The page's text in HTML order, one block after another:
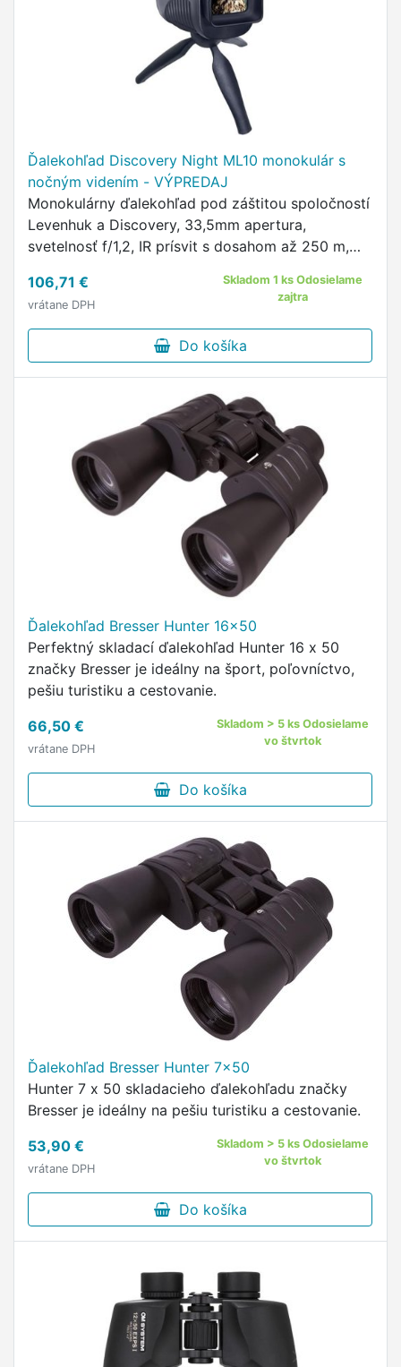
Ďalekohľad Discovery Night ML10 monokulár s
nočným videním - VÝPREDAJ
Monokulárny ďalekohľad pod záštitou spoločností
Levenhuk a Discovery, 33,5mm apertura,
svetelnosť f/1,2, IR prísvit s dosahom až 250 m,
formáte AVI, displej pre …
106,71 €
vrátane DPH
Skladom 1 ks Odosielame
zajtra
Do košíka
Ďalekohľad Bresser Hunter 16x50
Perfektný skladací ďalekohľad Hunter 16 x 50
značky Bresser je ideálny na šport, poľovníctvo,
pešiu turistiku a cestovanie.
66,50 €
vrátane DPH
Skladom > 5 ks Odosielame
vo štvrtok
Do košíka
Ďalekohľad Bresser Hunter 7x50
Hunter 7 x 50 skladacieho ďalekohľadu značky
Bresser je ideálny na pešiu turistiku a cestovanie.
53,90 €
vrátane DPH
Skladom > 5 ks Odosielame
vo štvrtok
Do košíka